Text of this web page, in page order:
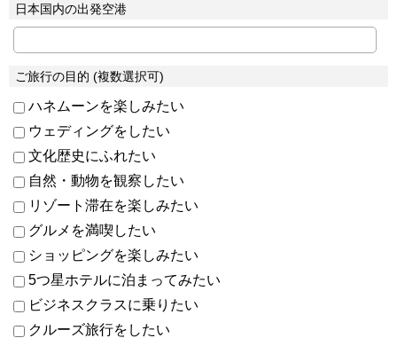
日本国内の出発空港
ご旅行の目的 (複数選択可)
ハネムーンを楽しみたい
ウェディングをしたい
文化歴史にふれたい
自然・動物を観察したい
リゾート滞在を楽しみたい
グルメを満喫したい
ショッピングを楽しみたい
5つ星ホテルに泊まってみたい
ビジネスクラスに乗りたい
クルーズ旅行をしたい